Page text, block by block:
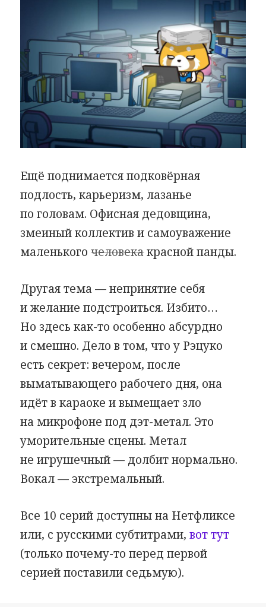
Ещё поднимается подковёрная
подлость, карьеризм, лазанье
по головам. Офисная дедовщина,
змеиный коллектив и самоуважение
маленькогочеловекакрасной панды.
Другая тема — непринятие себя
и желание подстроиться. Избито…
Но здесь как-то особенно абсурдно
и смешно. Дело в том, что у Рэцуко
есть секрет: вечером, после
выматывающего рабочего дня, она
идёт в караоке и вымещает зло
на микрофоне под дэт-метал. Это
уморительные сцены. Метал
не игрушечный — долбит нормально.
Вокал — экстремальный.
Все 10 серий доступны на Нетфликсе
или, с русскими субтитрами,вот тут
(только почему-то перед первой
серией поставили седьмую).